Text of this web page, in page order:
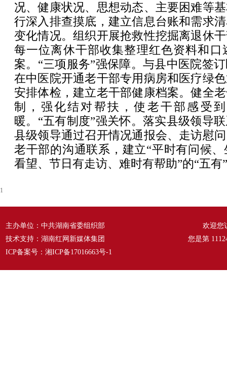
况、健康状况、思想动态、主要困难等
行深入排查摸底，建立信息台账和需求
变化情况。组织开展抢救性挖掘离退休
每一位离休干部收集整理红色资料和口
案。“三项服务”强保障。与县中医院签
在中医院开通老干部专用病房和医疗绿
安排体检，建立老干部健康档案。健全
制，强化结对帮扶，使老干部感受
暖。“五有制度”强关怀。落实县级领导
县级领导通过召开情况通报会、走访慰
老干部的沟通联系，建立“平时有问候
看望、节日有走访、难时有帮助”的“五有
1
主办单位：中共湖南省委组织部
技术支持：湖南红网新媒体集团
ICP备案号： 湘ICP备17016663号-1
欢迎您
您是第